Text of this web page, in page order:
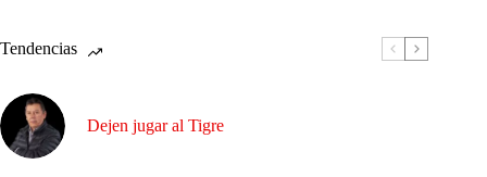
Tendencias
Dejen jugar al Tigre